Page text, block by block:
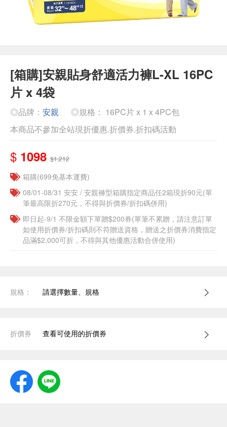
[箱購]安親貼身舒適活力褲L-XL 16PC
片 x 4袋
◎品牌： 安親
◎規格： 16PC片 x 1 x 4PC包
本商品不參加全站現折優惠.折價券.折扣碼活動
$ 1098 $1,212
箱購(699免基本運費)
08/01-08/31 安安 / 安親褲型箱購指定商品任2箱現折90元(單
筆最高限折270元，不得與折價券/折扣碼併用)
即日起-9/1 不限金額下單贈$200券(單筆不累贈，請注意訂單
如使用折價券/折扣碼則不符贈送資格，贈送之折價券消費指定
品滿$2,000可折，不得與其他優惠活動合併使用)
規格： 請選擇數量、規格
折價券 查看可使用的折價券